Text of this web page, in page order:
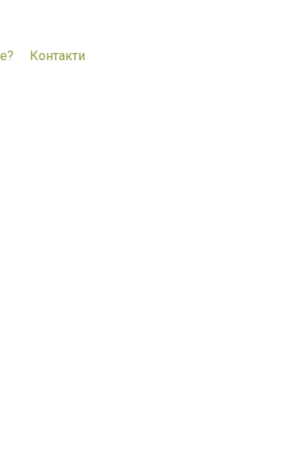
Контакти